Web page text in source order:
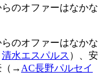
のオファーはなかな
のオファーはなかな
清水エスパルス ）、安
（→ AC長野パルセイ